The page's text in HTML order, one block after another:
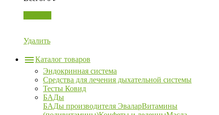
Удалить
Каталог товаров
Эндокринная система
Средства для лечения дыхательной системы
Тесты Ковид
БАДы
БАДы производителя ЭваларВитамины